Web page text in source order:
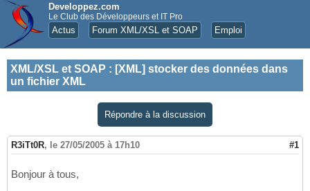
Developpez.com
Le Club des Développeurs et IT Pro
Actus Forum XML/XSL et SOAP Emploi
XML/XSL et SOAP : [XML] stocker des données dans
un fichier XML
Répondre à la discussion
R3iTt0R, le 27/05/2005 à 17h10 #1
Bonjour à tous,